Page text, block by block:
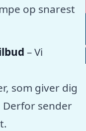
op snarest
– Vi
som giver dig
Derfor sender